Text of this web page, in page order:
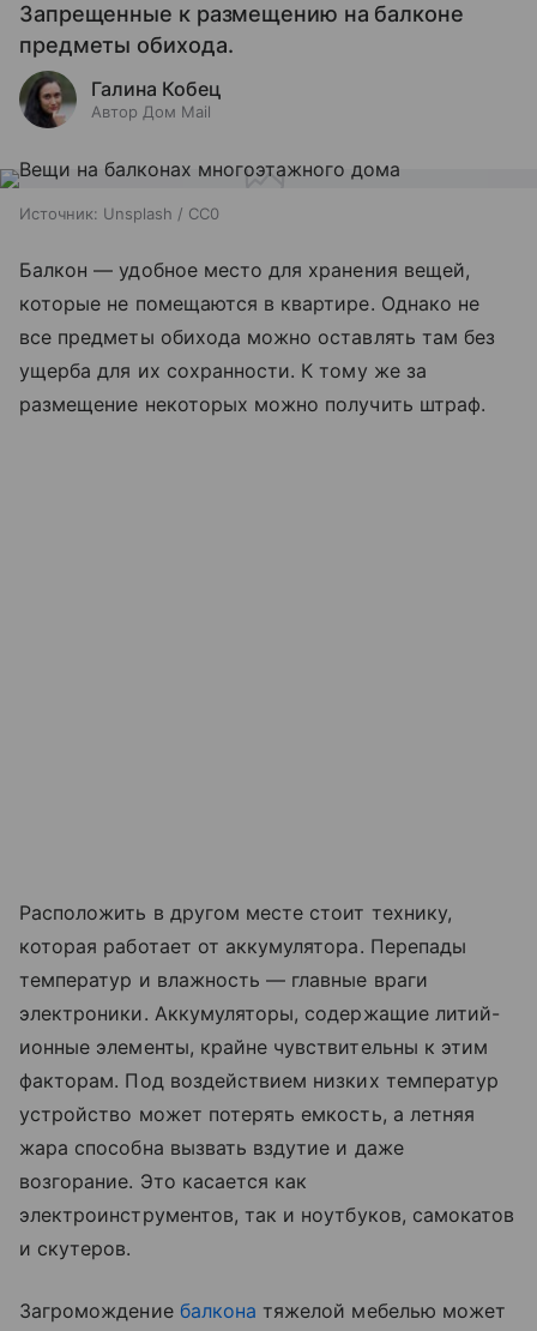
Запрещенные к размещению на балконе
предметы обихода.
Галина Кобец
Автор Дом Mail
Источник: Unsplash / CC0
Балкон — удобное место для хранения вещей,
которые не помещаются в квартире. Однако не
все предметы обихода можно оставлять там без
ущерба для их сохранности. К тому же за
размещение некоторых можно получить штраф.
Расположить в другом месте стоит технику,
которая работает от аккумулятора. Перепады
температур и влажность — главные враги
электроники. Аккумуляторы, содержащие литий-
ионные элементы, крайне чувствительны к этим
факторам. Под воздействием низких температур
устройство может потерять емкость, а летняя
жара способна вызвать вздутие и даже
возгорание. Это касается как
электроинструментов, так и ноутбуков, самокатов
и скутеров.
Загромождение балкона тяжелой мебелью может